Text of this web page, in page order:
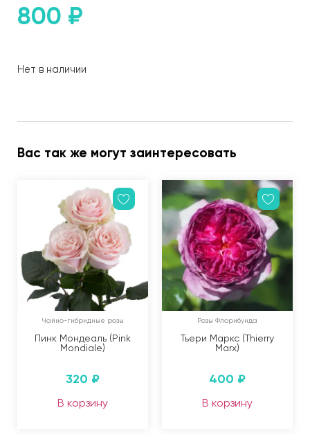
800 ₽
Нет в наличии
Вас так же могут заинтересовать
Чайно-гибридные розы
Пинк Мондеаль (Pink
Mondiale)
320 ₽
В корзину
Розы Флорибунда
Тьери Маркс (Thierry
Marx)
400 ₽
В корзину